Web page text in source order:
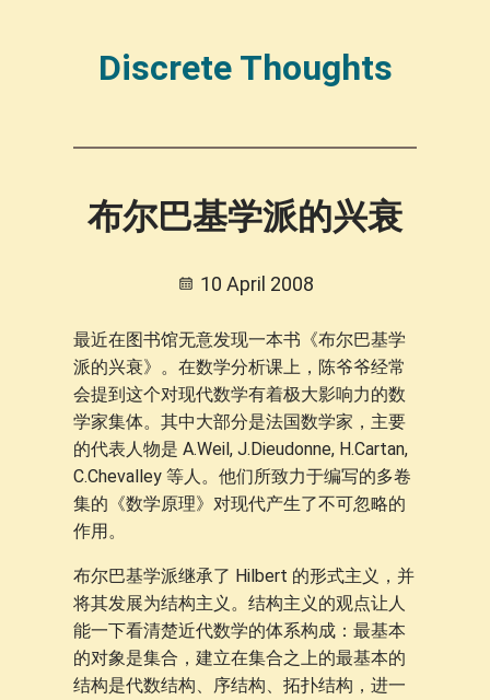
Discrete Thoughts
布尔巴基学派的兴衰
10 April 2008
最近在图书馆无意发现一本书《布尔巴基学
派的兴衰》。在数学分析课上，陈爷爷经常
会提到这个对现代数学有着极大影响力的数
学家集体。其中大部分是法国数学家，主要
的代表人物是 A.Weil, J.Dieudonne, H.Cartan,
C.Chevalley 等人。他们所致力于编写的多卷
集的《数学原理》对现代产生了不可忽略的
作用。
布尔巴基学派继承了 Hilbert 的形式主义，并
将其发展为结构主义。结构主义的观点让人
能一下看清楚近代数学的体系构成：最基本
的对象是集合，建立在集合之上的最基本的
结构是代数结构、序结构、拓扑结构，进一